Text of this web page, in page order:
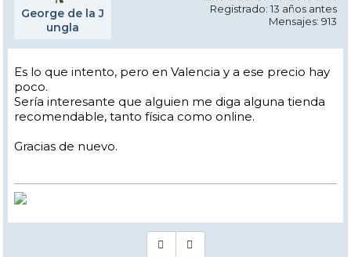
George de la J
ungla
Registrado: 13 años antes
Mensajes: 913
Es lo que intento, pero en Valencia y a ese precio hay
poco.
Sería interesante que alguien me diga alguna tienda
recomendable, tanto física como online.
Gracias de nuevo.